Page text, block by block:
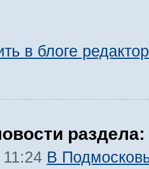
в блоге
раздела:
В